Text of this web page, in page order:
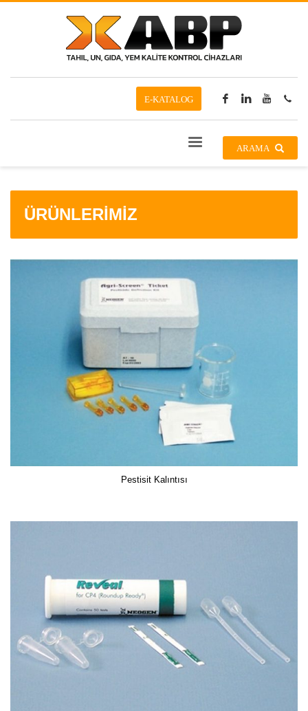
E-KATALOG
ARAMA
ÜRÜNLERİMİZ
Pestisit Kalıntısı